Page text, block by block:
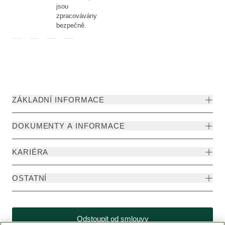
jsou
zpracovávány
bezpečně.
ZÁKLADNÍ INFORMACE
DOKUMENTY A INFORMACE
KARIÉRA
OSTATNÍ
Odstoupit od smlouvy